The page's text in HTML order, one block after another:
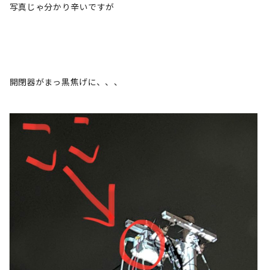
写真じゃ分かり辛いですが
開閉器がまっ黒焦げに、、、